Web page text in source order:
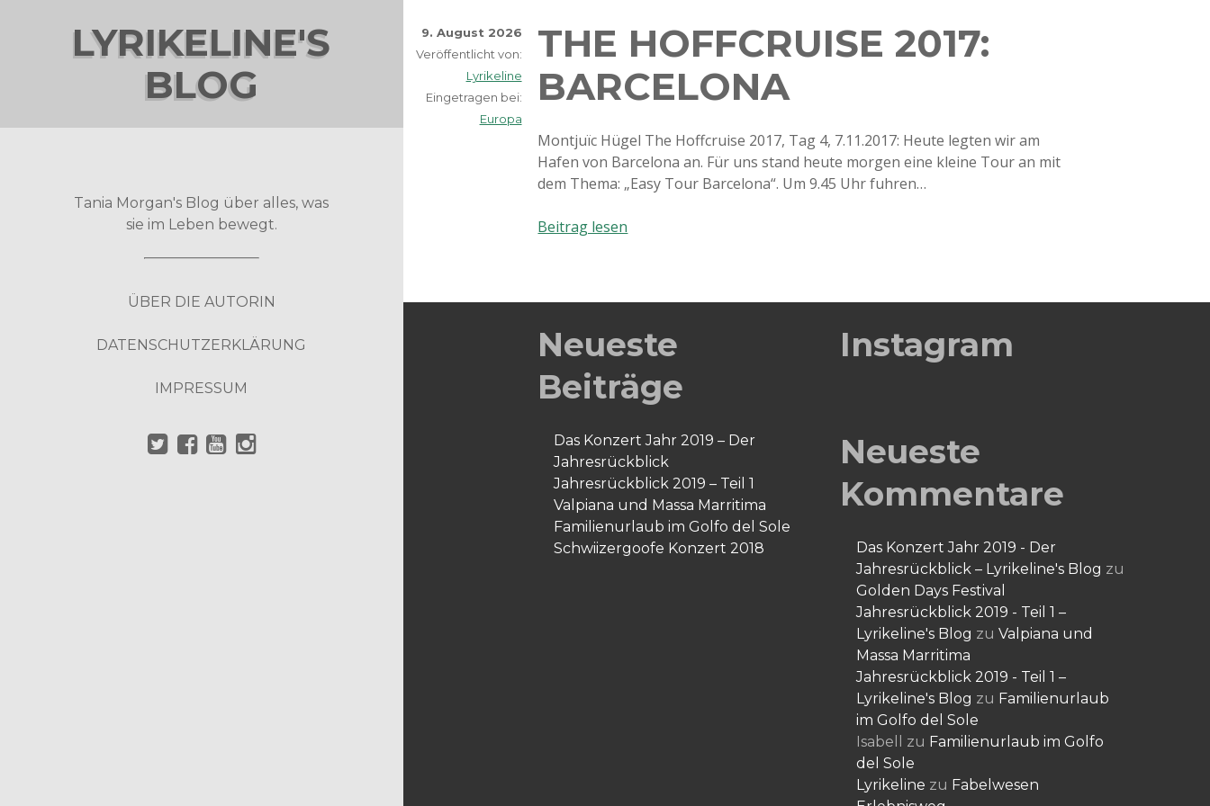
LYRIKELINE'S
BLOG
Tania Morgan's Blog über alles, was
sie im Leben bewegt.
ÜBER DIE AUTORIN
DATENSCHUTZERKLÄRUNG
IMPRESSUM
9. August 2026
Veröffentlicht von:
Lyrikeline
Eingetragen bei:
Europa
THE HOFFCRUISE 2017:
BARCELONA
Montjuïc Hügel The Hoffcruise 2017, Tag 4, 7.11.2017: Heute legten wir am
Hafen von Barcelona an. Für uns stand heute morgen eine kleine Tour an mit
dem Thema: „Easy Tour Barcelona“. Um 9.45 Uhr fuhren…
Beitrag lesen
Neueste
Beiträge
Das Konzert Jahr 2019 – Der
Jahresrückblick
Jahresrückblick 2019 – Teil 1
Valpiana und Massa Marritima
Familienurlaub im Golfo del Sole
Schwiizergoofe Konzert 2018
Instagram
Neueste
Kommentare
Das Konzert Jahr 2019 - Der
Jahresrückblick – Lyrikeline's Blog zu
Golden Days Festival
Jahresrückblick 2019 - Teil 1 –
Lyrikeline's Blog zuValpiana und
Massa Marritima
Jahresrückblick 2019 - Teil 1 –
Lyrikeline's Blog zu Familienurlaub
im Golfo del Sole
Isabell
zu Familienurlaub im Golfo
del Sole
Lyrikeline zu Fabelwesen